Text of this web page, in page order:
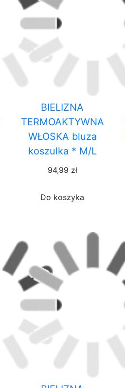
BIELIZNA
TERMOAKTYWNA
WŁOSKA bluza
koszulka * M/L
94,99 zł
Do koszyka